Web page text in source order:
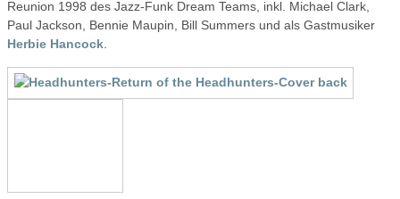
Reunion 1998 des Jazz-Funk Dream Teams, inkl. Michael Clark,
Paul Jackson, Bennie Maupin, Bill Summers und als Gastmusiker
Herbie Hancock